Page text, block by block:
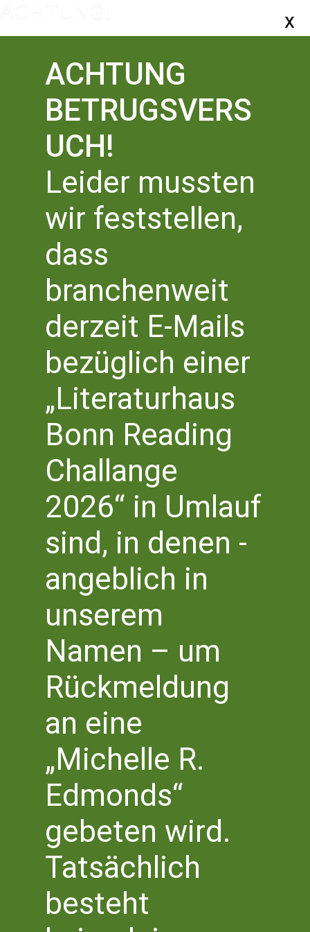
CLIMAX – LITERATOUREN
Veranstaltungen CLIMAX – LITERATOUREN
Veranstaltungen für
Samstag 2 März
2024
HinweisKeine Veranstaltungen für Samstag 2 März 2024 vorgesehen.
und
3/2/2024
wählen.
Kalender abonnieren
Literaturbüro NRW Süd
53111 Bonn
T 0228 – 555 2 777 0
info@literaturhaus-bonn.de
2023 © Literaturhaus Bonn e.V.
ACHTUNG
BETRUGSVERS
UCH!
Leider mussten
wir feststellen,
dass
branchenweit
derzeit E-Mails
bezüglich einer
„Literaturhaus
Bonn Reading
Challange
2026“ in Umlauf
sind, in denen -
angeblich in
unserem
Namen – um
Rückmeldung
an eine
„Michelle R.
Edmonds“
gebeten wird.
Tatsächlich
besteht